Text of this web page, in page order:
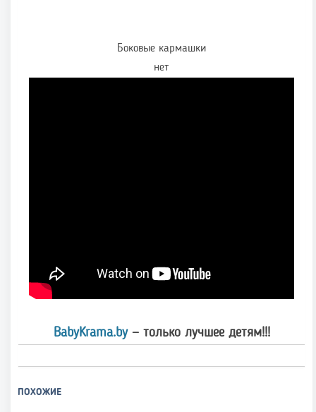
Боковые кармашки
нет
BabyKrama.by— только лучшее детям!!!
ПОХОЖИЕ